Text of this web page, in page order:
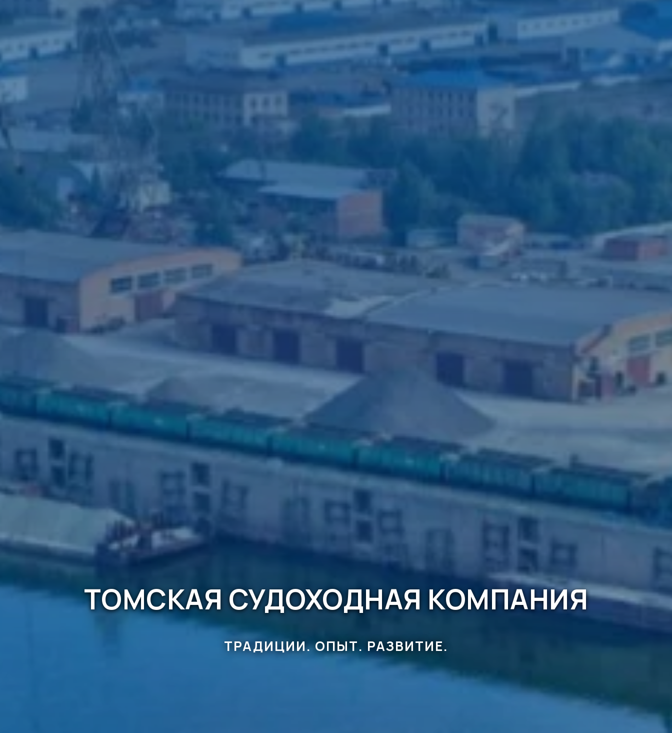
ТОМСКАЯ СУДОХОДНАЯ КОМПАНИЯ
ТРАДИЦИИ. ОПЫТ. РАЗВИТИЕ.